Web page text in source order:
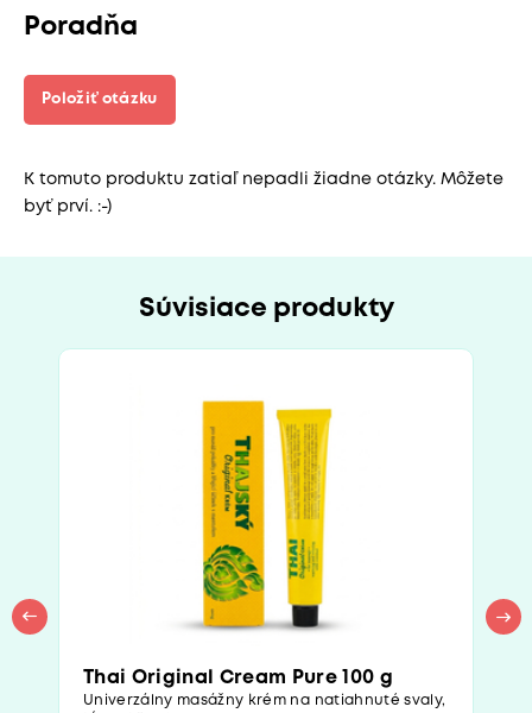
Poradňa
Položiť otázku
K tomuto produktu zatiaľ nepadli žiadne otázky. Môžete
byť prví. :-)
Súvisiace produkty
Thai Original Cream Pure 100 g
Univerzálny masážny krém na natiahnuté svaly,